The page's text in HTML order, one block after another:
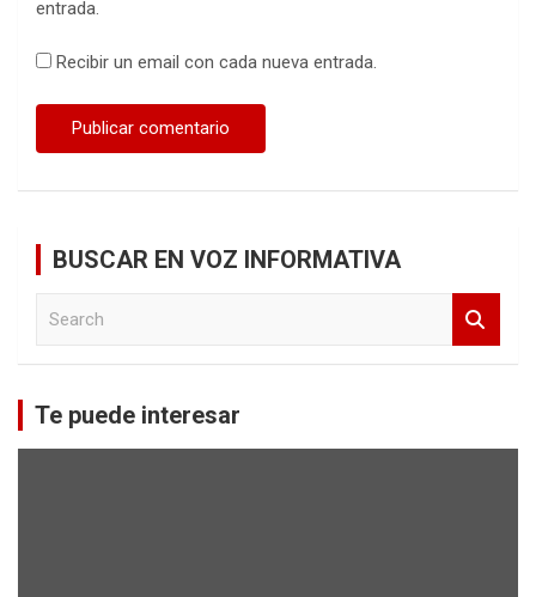
entrada.
Recibir un email con cada nueva entrada.
BUSCAR EN VOZ INFORMATIVA
c
h
Te puede interesar